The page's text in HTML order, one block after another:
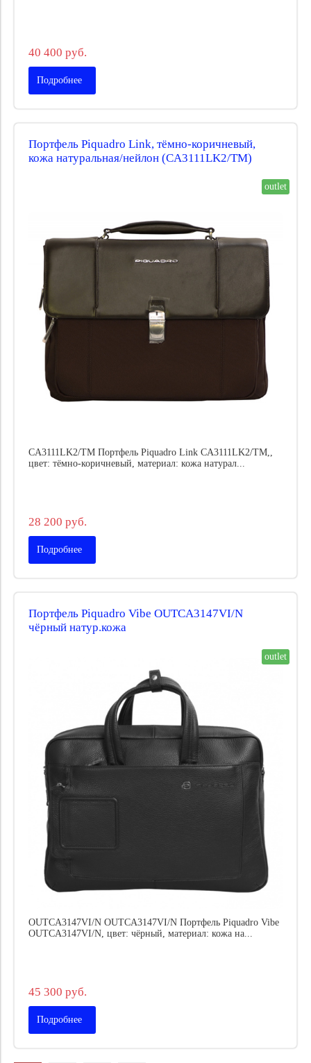
40 400 руб.
Подробнее
Портфель Piquadro Link, тёмно-коричневый,
кожа натуральная/нейлон (CA3111LK2/TM)
outlet
CA3111LK2/TM Портфель Piquadro Link CA3111LK2/TM,,
цвет: тёмно-коричневый, материал: кожа натурал...
28 200 руб.
Подробнее
Портфель Piquadro Vibe OUTCA3147VI/N
чёрный натур.кожа
outlet
OUTCA3147VI/N OUTCA3147VI/N Портфель Piquadro Vibe
OUTCA3147VI/N, цвет: чёрный, материал: кожа на...
45 300 руб.
Подробнее